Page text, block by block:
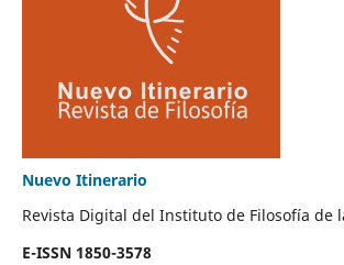
Nuevo Itinerario
Revista Digital del Instituto de Filosofía de
E-ISSN 1850-3578